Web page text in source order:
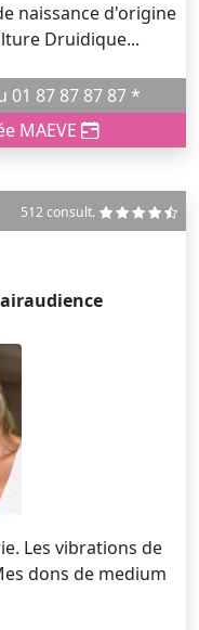
naissance d'origine
Druidique...
Prendre RDV avec MAEVE au 01 87 87 87 87 *
MAEVE
512 consult.
dons de medium